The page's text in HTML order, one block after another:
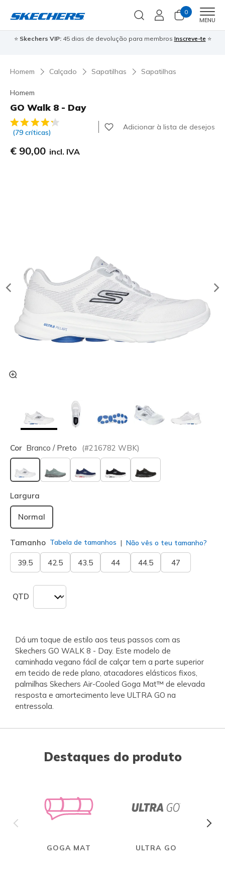
0
MENU
⭐ Skechers VIP:45 dias de devolução para membros Inscreve-te ⭐
Homem Calçado Sapatilhas Sapatilhas
Homem
GO Walk 8 - Day
5 de 5 – Classificação do cliente
(79 críticas)
Adicionar à lista de desejos
€ 90,00 incl. IVA
Cor Branco / Preto (#216782 WBK)
selecionado
Largura
Normal
Tamanho Tabela de tamanhos Não vês o teu tamanho?
39.5 42.5 43.5 44 44.5 47
QTD
Dá um toque de estilo aos teus passos com as
Skechers GO WALK 8 - Day. Este modelo de
caminhada vegano fácil de calçar tem a parte superior
em tecido de rede plano, atacadores elásticos fixos,
palmilhas Skechers Air-Cooled Goga Mat™ de elevada
resposta e amortecimento leve ULTRA GO na
entressola.
Destaques do produto
GOGA MAT ULTRA GO